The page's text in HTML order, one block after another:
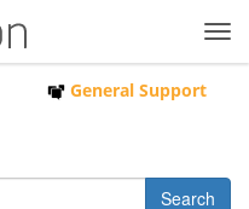
General Support